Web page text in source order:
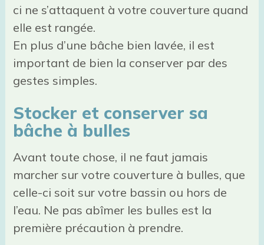
ci ne s’attaquent à votre couverture quand
elle est rangée.
En plus d’une bâche bien lavée, il est
important de bien la conserver par des
gestes simples.
Stocker et conserver sa
bâche à bulles
Avant toute chose, il ne faut jamais
marcher sur votre couverture à bulles, que
celle-ci soit sur votre bassin ou hors de
l’eau. Ne pas abîmer les bulles est la
première précaution à prendre.